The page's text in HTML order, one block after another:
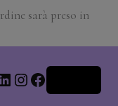
sarà preso in
Instagram
Facebook